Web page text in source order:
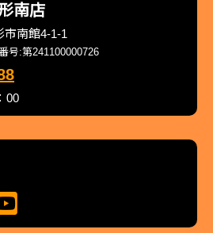
南店
市南館4-1-1
号:第241100000726
00